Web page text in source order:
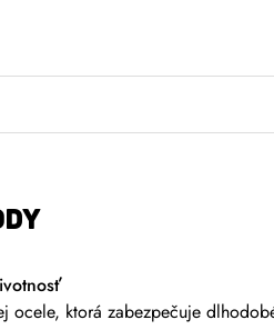
ocele, ktorá zabezpečuje